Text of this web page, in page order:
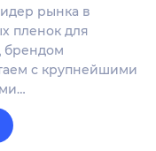
рынка в
пленок для
брендом
с крупнейшими